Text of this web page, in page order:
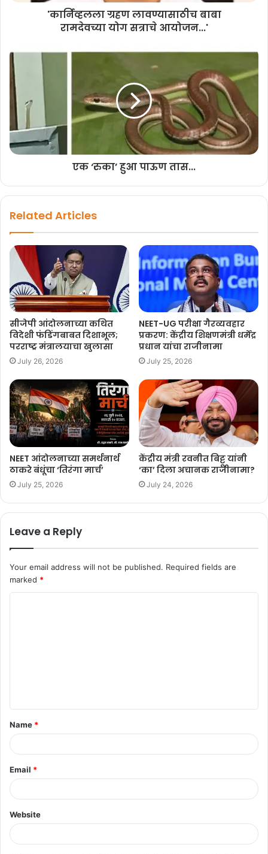
घ्या. पण ती हिंमत झालेली नाही. ज्या पद्धतीने भाजपाने मिंधे गटाला धनुष्यबाण आणि
शिवसेना हे नाव दिलं आहे त्यावरून मला वाटतं आहे की निवडणूकही उद्या जाहीर
उद्धव ठाकरेंनी म्हटलं आहे.
एवढंच नाही तर आपल्या पूजेत धनुष्यबाण आहे. बाळासाहेब ठाकरेंनी त्याची पूजा केली
आहे. तो धनुष्यबाण आणि त्याचं तेज हे माझ्याकडून कुणीही हिसकावू शकत नाही.
कागदावरचा धनुष्यबाण आणि चिन्ह चोरांनी चोरलं असेल तरी हरकत नाही आम्ही या
निर्णयाच्या विरोधात सुप्रीम कोर्टात जाणारच आहोत. तोपर्यंत आपली चोरी पचल्याचे
पेढे चोरांना खाऊ द्या असाही टोला उद्धव ठाकरेंनी लगावला आहे. लोकशाहीच्या
दृष्टीने अत्यंत घातक निकाल निवडणूक आयोगाने दिला आहे.
'कार्निव्हलला ग्रहण लावण्यासाठीच बाबा
रामदेवच्या योग सत्राचे आयोजन...'
एक ‘रुका’ हुआ पाऊण तास...
Related Articles
सीजेपी आंदोलनाच्या कथित
विदेशी फंडिंगबाबत दिशाभूल;
परराष्ट्र मंत्रालयाचा खुलासा
July 26, 2026
NEET-UG परीक्षा गैरव्यवहार
प्रकरण: केंद्रीय शिक्षणमंत्री धर्मेंद्र
प्रधान यांचा राजीनामा
July 25, 2026
NEET आंदोलनाच्या समर्थनार्थ
ठाकरे बंधूंचा ‘तिरंगा मार्च’
July 25, 2026
केंद्रीय मंत्री रवनीत बिट्टू यांनी
‘का’ दिला अचानक राजीनामा?
July 24, 2026
Leave a Reply
Your email address will not be published. Required fields are
marked *
t
*
Name *
Email *
Website